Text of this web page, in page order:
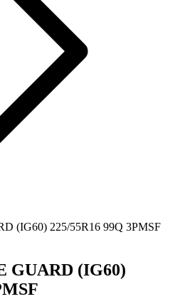
GUARD (IG60)